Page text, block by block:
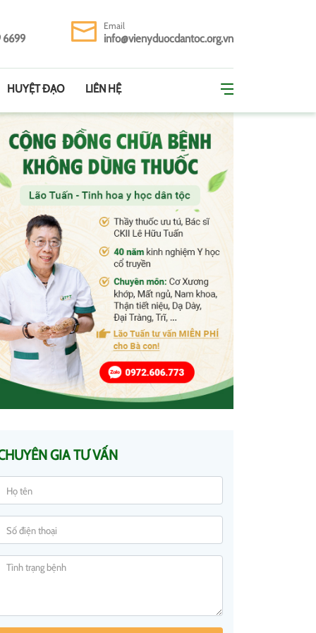
6699
Email
info@vienyduocdantoc.org.vn
HUYỆT ĐẠO LIÊN HỆ
GIA TƯ VẤN